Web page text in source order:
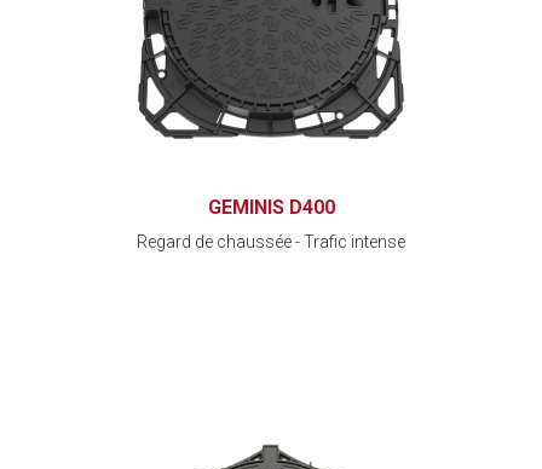
GEMINIS D400
Regard de chaussée - Trafic intense